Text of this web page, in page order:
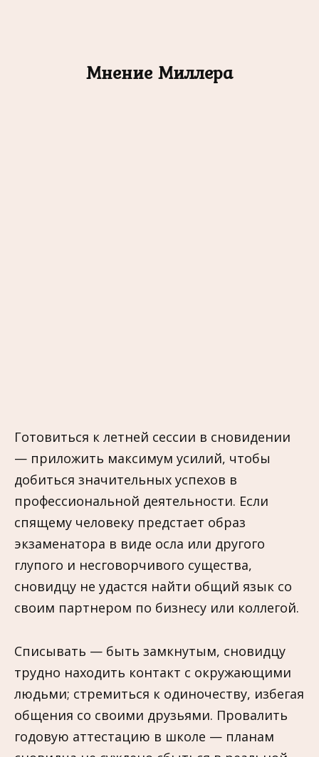
Мнение Миллера
Готовиться к летней сессии в сновидении
— приложить максимум усилий, чтобы
добиться значительных успехов в
профессиональной деятельности. Если
спящему человеку предстает образ
экзаменатора в виде осла или другого
глупого и несговорчивого существа,
сновидцу не удастся найти общий язык со
своим партнером по бизнесу или коллегой.
Списывать — быть замкнутым, сновидцу
трудно находить контакт с окружающими
людьми; стремиться к одиночеству, избегая
общения со своими друзьями. Провалить
годовую аттестацию в школе — планам